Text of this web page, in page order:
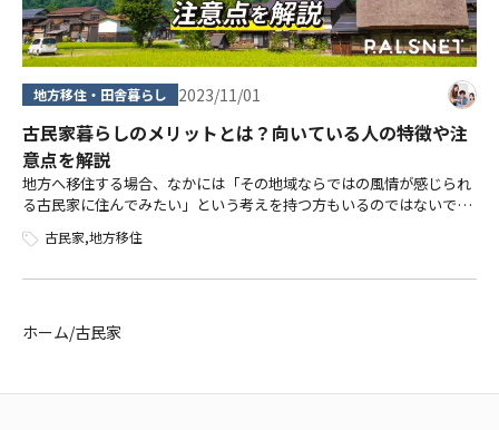
古民家暮らしのメリットとは？向いている人の特徴や注
意点を解説
地方へ移住する場合、なかには「その地域ならではの風情が感じられ
る古民家に住んでみたい」という考えを持つ方もいるのではないでし
ょうか。 古民家とは、建築基準法制定時の1950年以前に建てられた伝
統的建造物の住宅です（一般社 […]
地方移住・田舎暮らし 2023/11/01
古民家,地方移住
ホーム/古民家